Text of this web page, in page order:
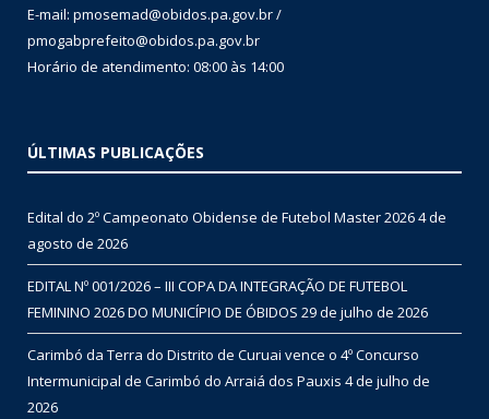
E-mail: pmosemad@obidos.pa.gov.br /
pmogabprefeito@obidos.pa.gov.br
Horário de atendimento: 08:00 às 14:00
ÚLTIMAS PUBLICAÇÕES
Edital do 2º Campeonato Obidense de Futebol Master 20264 de
agosto de 2026
EDITAL Nº 001/2026 – III COPA DA INTEGRAÇÃO DE FUTEBOL
FEMININO 2026 DO MUNICÍPIO DE ÓBIDOS 29 de julho de 2026
Carimbó da Terra do Distrito de Curuai vence o 4º Concurso
Intermunicipal de Carimbó do Arraiá dos Pauxis 4 de julho de
2026